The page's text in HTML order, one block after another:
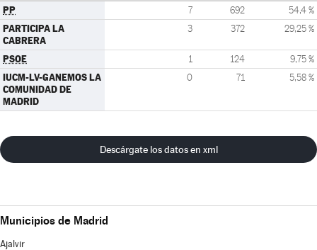
PP 7 692 54,4 %
PARTICIPA LA
CABRERA
3 372 29,25 %
PSOE 1 124 9,75 %
IUCM-LV-GANEMOS LA
COMUNIDAD DE
MADRID
0 71 5,58 %
Descárgate los datos en xml
Municipios de Madrid
Ajalvir